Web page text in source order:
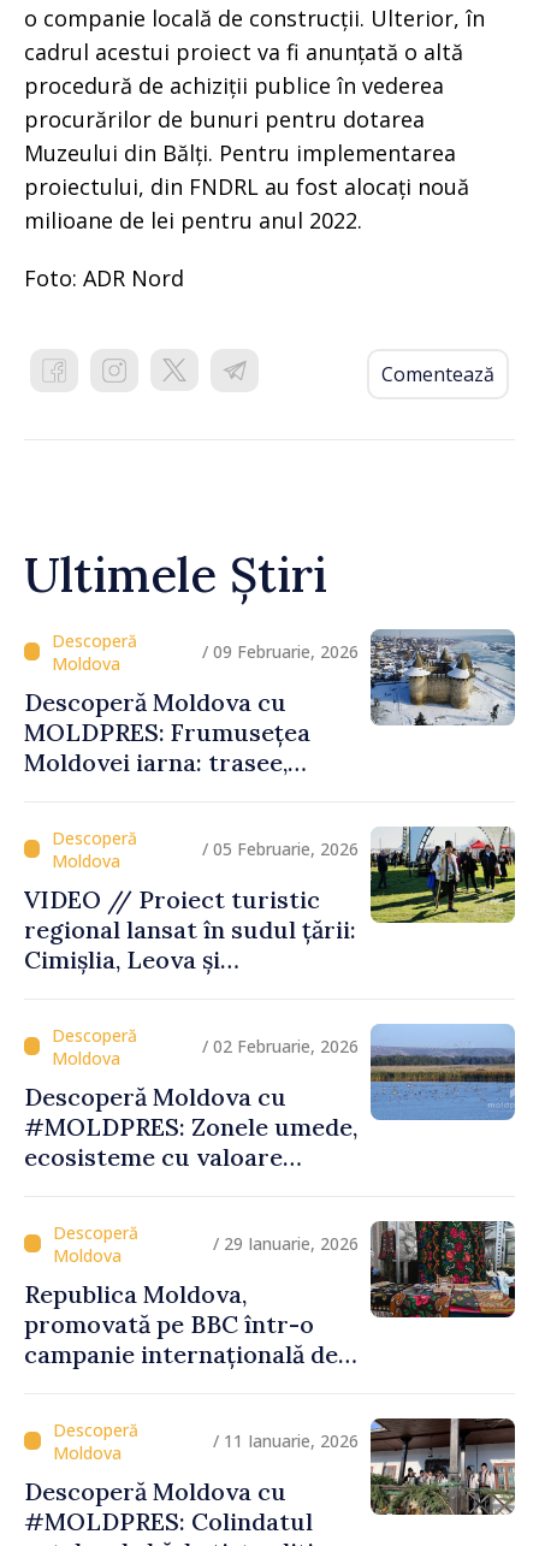
o companie locală de construcții. Ulterior, în
cadrul acestui proiect va fi anunțată o altă
procedură de achiziții publice în vederea
procurărilor de bunuri pentru dotarea
Muzeului din Bălți. Pentru implementarea
proiectului, din FNDRL au fost alocați nouă
milioane de lei pentru anul 2022.
Foto: ADR Nord
Comentează
Ultimele Știri
/ 09 Februarie, 2026
Descoperă Moldova cu
MOLDPRES: Frumusețea
Moldovei iarna: trasee,
/ 05 Februarie, 2026
VIDEO // Proiect turistic
regional lansat în sudul țării:
Cimișlia, Leova și
/ 02 Februarie, 2026
Descoperă Moldova cu
#MOLDPRES: Zonele umede,
ecosisteme cu valoare
turistice unice
/ 29 Ianuarie, 2026
Republica Moldova,
promovată pe BBC într-o
campanie internațională de
/ 11 Ianuarie, 2026
Descoperă Moldova cu
#MOLDPRES: Colindatul